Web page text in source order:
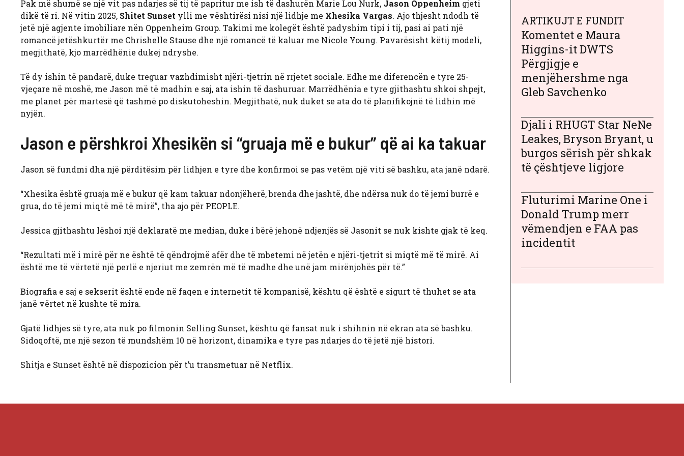
Pak më shumë se një vit pas ndarjes së tij të papritur me ish të dashurën Marie Lou Nurk, Jason Oppenheim gjeti
dikë të ri. Në vitin 2025, Shitet Sunset ylli me vështirësi nisi një lidhje me Xhesika Vargas. Ajo thjesht ndodh të
jetë një agjente imobiliare nën Oppenheim Group. Takimi me kolegët është padyshim tipi i tij, pasi ai pati një
romancë jetëshkurtër me Chrishelle Stause dhe një romancë të kaluar me Nicole Young. Pavarësisht këtij modeli,
megjithatë, kjo marrëdhënie dukej ndryshe.
Të dy ishin të pandarë, duke treguar vazhdimisht njëri-tjetrin në rrjetet sociale. Edhe me diferencën e tyre 25-
vjeçare në moshë, me Jason më të madhin e saj, ata ishin të dashuruar. Marrëdhënia e tyre gjithashtu shkoi shpejt,
me planet për martesë që tashmë po diskutoheshin. Megjithatë, nuk duket se ata do të planifikojnë të lidhin më
nyjën.
Jason e përshkroi Xhesikën si “gruaja më e bukur” që ai ka takuar
Jason së fundmi dha një përditësim për lidhjen e tyre dhe konfirmoi se pas vetëm një viti së bashku, ata janë ndarë.
“Xhesika është gruaja më e bukur që kam takuar ndonjëherë, brenda dhe jashtë, dhe ndërsa nuk do të jemi burrë e
grua, do të jemi miqtë më të mirë”, tha ajo për PEOPLE.
Jessica gjithashtu lëshoi ​​një deklaratë me median, duke i bërë jehonë ndjenjës së Jasonit se nuk kishte gjak të keq.
“Rezultati më i mirë për ne është të qëndrojmë afër dhe të mbetemi në jetën e njëri-tjetrit si miqtë më të mirë. Ai
është me të vërtetë një perlë e njeriut me zemrën më të madhe dhe unë jam mirënjohës për të.”
Biografia e saj e sekserit është ende në faqen e internetit të kompanisë, kështu që është e sigurt të thuhet se ata
janë vërtet në kushte të mira.
Gjatë lidhjes së tyre, ata nuk po filmonin Selling Sunset, kështu që fansat nuk i shihnin në ekran ata së bashku.
Sidoqoftë, me një sezon të mundshëm 10 në horizont, dinamika e tyre pas ndarjes do të jetë një histori.
Shitja e Sunset është në dispozicion për t’u transmetuar në Netflix.
ARTIKUJT E FUNDIT
Komentet e Maura
Higgins-it DWTS
Përgjigje e
menjëhershme nga
Gleb Savchenko
Djali i RHUGT Star NeNe
Leakes, Bryson Bryant, u
burgos sërish për shkak
të çështjeve ligjore
Fluturimi Marine One i
Donald Trump merr
vëmendjen e FAA pas
incidentit